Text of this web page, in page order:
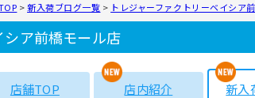
>新入荷ブログ一覧 > トレジャーファクトリーベイシア
シア前橋モール店
店舗TOP 店内紹介 新入